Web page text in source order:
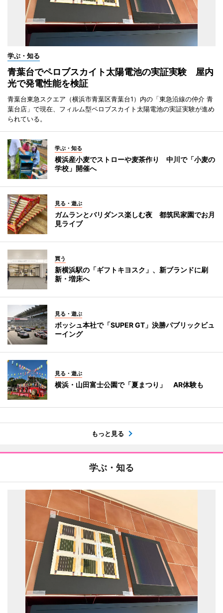
学ぶ・知る
青葉台でペロブスカイト太陽電池の実証実験 屋内
光で発電性能を検証
青葉台東急スクエア（横浜市青葉区青葉台1）内の「東急沿線の仲介 青
葉台店」で現在、フィルム型ペロブスカイト太陽電池の実証実験が進め
られている。
学ぶ・知る
横浜産小麦でストローや麦茶作り 中川で「小麦の
学校」開催へ
見る・遊ぶ
ガムランとバリダンス楽しむ夜 都筑民家園でお月
見ライブ
買う
新横浜駅の「ギフトキヨスク」、新ブランドに刷
新・増床へ
見る・遊ぶ
ボッシュ本社で「SUPER GT」決勝パブリックビュ
ーイング
見る・遊ぶ
横浜・山田富士公園で「夏まつり」 AR体験も
もっと見る
学ぶ・知る